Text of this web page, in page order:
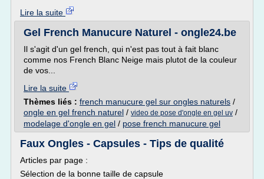
Lire la suite
Gel French Manucure Naturel - ongle24.be
Il s'agit d'un gel french, qui n'est pas tout à fait blanc
comme nos French Blanc Neige mais plutot de la couleur
de vos...
Lire la suite
Thèmes liés : french manucure gel sur ongles naturels /
ongle en gel french naturel / video de pose d'ongle en gel uv /
modelage d'ongle en gel / pose french manucure gel
Faux Ongles - Capsules - Tips de qualité
Articles par page :
Sélection de la bonne taille de capsule